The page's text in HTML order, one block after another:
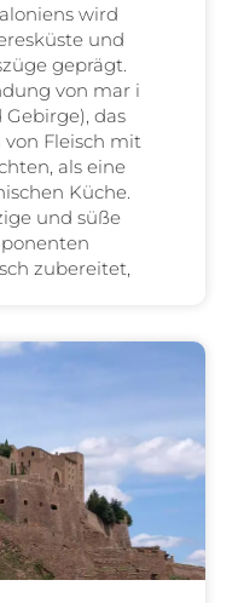
wird
und
geprägt.
von mar i
das
Fleisch mit
als eine
Küche.
und süße
zubereitet,